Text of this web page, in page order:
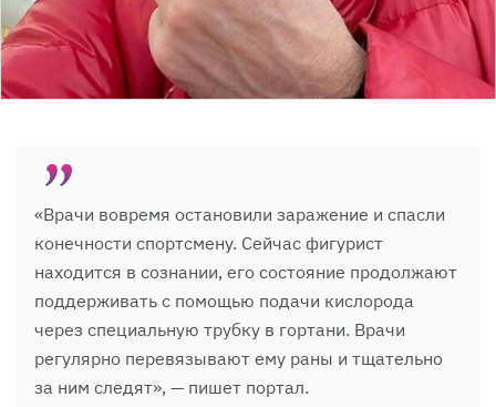
«Врачи вовремя остановили заражение и спасли
конечности спортсмену. Сейчас фигурист
находится в сознании, его состояние продолжают
поддерживать с помощью подачи кислорода
через специальную трубку в гортани. Врачи
регулярно перевязывают ему раны и тщательно
за ним следят», — пишет портал.